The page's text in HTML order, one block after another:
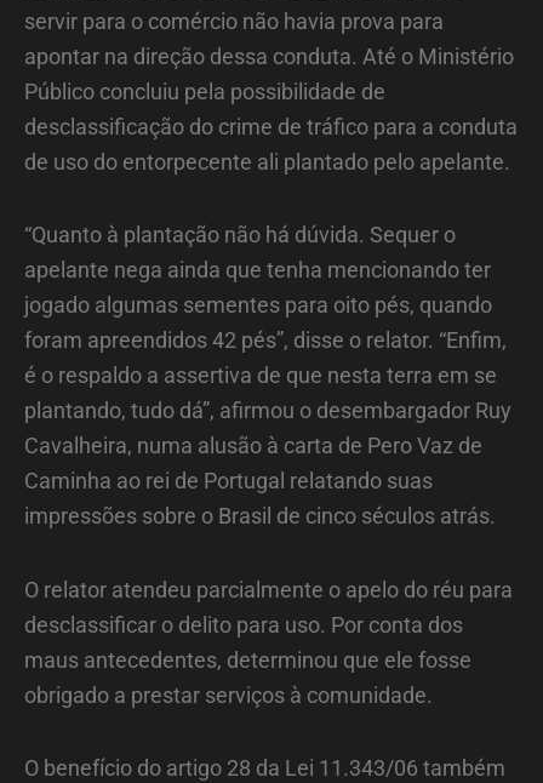
servir para o comércio não havia prova para
apontar na direção dessa conduta. Até o Ministério
Público concluiu pela possibilidade de
desclassificação do crime de tráfico para a conduta
de uso do entorpecente ali plantado pelo apelante.
“Quanto à plantação não há dúvida. Sequer o
apelante nega ainda que tenha mencionando ter
jogado algumas sementes para oito pés, quando
foram apreendidos 42 pés”, disse o relator. “Enfim,
é o respaldo a assertiva de que nesta terra em se
plantando, tudo dá”, afirmou o desembargador Ruy
Cavalheira, numa alusão à carta de Pero Vaz de
Caminha ao rei de Portugal relatando suas
impressões sobre o Brasil de cinco séculos atrás.
O relator atendeu parcialmente o apelo do réu para
desclassificar o delito para uso. Por conta dos
maus antecedentes, determinou que ele fosse
obrigado a prestar serviços à comunidade.
O benefício do artigo 28 da Lei 11.343/06 também